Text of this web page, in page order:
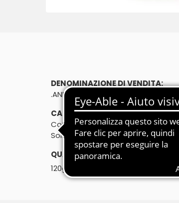
DENOMINAZIONE DI VENDITA:
.ANELLONI PANNA ACIDA CIPOLLA 120g
CARATTERISTICHE:
Cotti al forno
Solo olio di semi di girasole
QUANTITÀ:
120g